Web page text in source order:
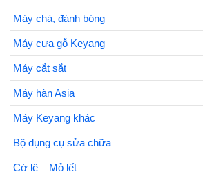
Máy chà, đánh bóng
Máy cưa gỗ Keyang
Máy cắt sắt
Máy hàn Asia
Máy Keyang khác
Bộ dụng cụ sửa chữa
Cờ lê – Mỏ lết